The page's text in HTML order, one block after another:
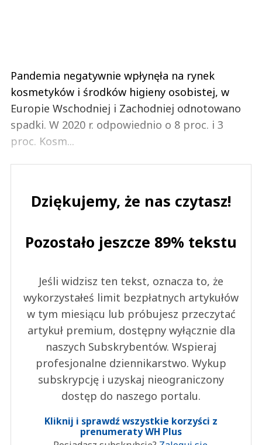
Pandemia negatywnie wpłynęła na rynek
kosmetyków i środków higieny osobistej, w
Europie Wschodniej i Zachodniej odnotowano
spadki. W 2020 r. odpowiednio o 8 proc. i 3
proc. Kosm...
Dziękujemy, że nas czytasz!
Pozostało jeszcze 89% tekstu
Jeśli widzisz ten tekst, oznacza to, że
wykorzystałeś limit bezpłatnych artykułów
w tym miesiącu lub próbujesz przeczytać
artykuł premium, dostępny wyłącznie dla
naszych Subskrybentów. Wspieraj
profesjonalne dziennikarstwo. Wykup
subskrypcję i uzyskaj nieograniczony
dostęp do naszego portalu.
Kliknij i sprawdź wszystkie korzyści z
prenumeraty WH Plus